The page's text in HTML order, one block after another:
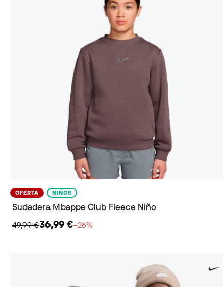
OFERTA NIÑOS
Sudadera Mbappe Club Fleece Niño
49,99 €36,99 €−26%